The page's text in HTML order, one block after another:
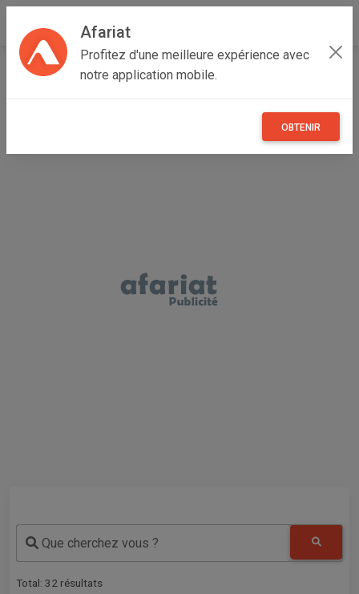
Afariat
Profitez d'une meilleure expérience avec
notre application mobile.
OBTENIR
Accueil Recherche Particulier
Que cherchez vous ?
Total: 32 résultats